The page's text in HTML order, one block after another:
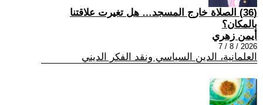
(36) الصلاة خارج المسجد… هل تغيرت علاقتنا
بالمكان؟
أيمن زهري
2026 / 8 / 7
العلمانية، الدين السياسي ونقد الفكر الديني